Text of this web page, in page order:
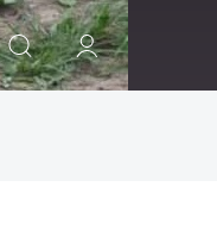
ИСКАТЬ